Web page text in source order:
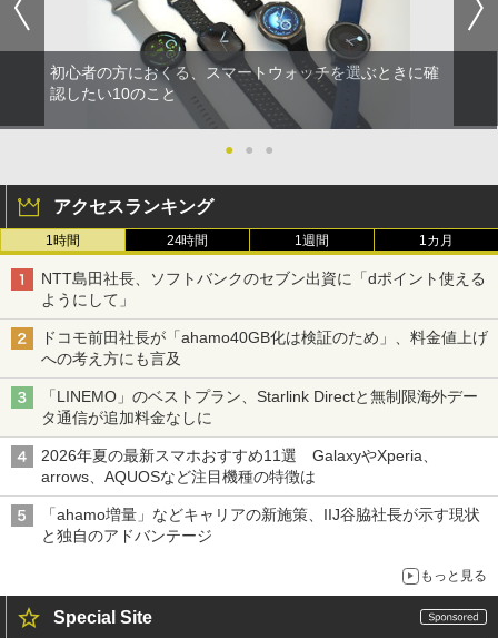
初心者の方におくる、スマートウォッチを選ぶときに確
認したい10のこと
● ● ●
アクセスランキング
1時間 24時間 1週間 1カ月
NTT島田社長、ソフトバンクのセブン出資に「dポイント使える
ようにして」
ドコモ前田社長が「ahamo40GB化は検証のため」、料金値上げ
への考え方にも言及
「LINEMO」のベストプラン、Starlink Directと無制限海外デー
タ通信が追加料金なしに
2026年夏の最新スマホおすすめ11選 GalaxyやXperia、
arrows、AQUOSなど注目機種の特徴は
「ahamo増量」などキャリアの新施策、IIJ谷脇社長が示す現状
と独自のアドバンテージ
もっと見る
Special Site